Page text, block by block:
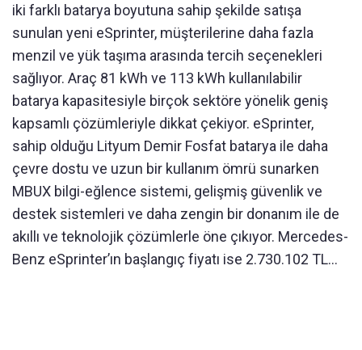
iki farklı batarya boyutuna sahip şekilde satışa
sunulan yeni eSprinter, müşterilerine daha fazla
menzil ve yük taşıma arasında tercih seçenekleri
sağlıyor. Araç 81 kWh ve 113 kWh kullanılabilir
batarya kapasitesiyle birçok sektöre yönelik geniş
kapsamlı çözümleriyle dikkat çekiyor. eSprinter,
sahip olduğu Lityum Demir Fosfat batarya ile daha
çevre dostu ve uzun bir kullanım ömrü sunarken
MBUX bilgi-eğlence sistemi, gelişmiş güvenlik ve
destek sistemleri ve daha zengin bir donanım ile de
akıllı ve teknolojik çözümlerle öne çıkıyor. Mercedes-
Benz eSprinter’ın başlangıç fiyatı ise 2.730.102 TL…